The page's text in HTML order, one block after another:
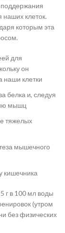
поддержания
наших клеток.
которым эта
для
он
наши клетки
белка и, следуя
мышц
тяжелых
мышечного
кишечника
г в 100 мл воды
(утром
без физических